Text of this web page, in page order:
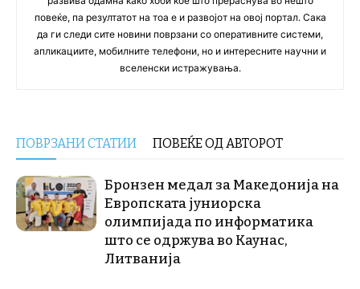
повеќе, па резултатот на тоа е и развојот на овој портал. Сака
да ги следи сите новини поврзани со оперативните системи,
апликациите, мобилните телефони, но и интересните научни и
вселенски истражувања.
ПОВРЗАНИ СТАТИИ ПОВЕЌЕ ОД АВТОРОТ
Бронзен медал за Македонија на
Европската јуниорска
олимпијада по информатика
што се одржува во Каунас,
Литванија